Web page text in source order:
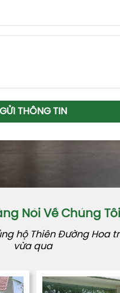
GỬI THÔNG TIN
Nói Về Chúng Tôi
hộ Thiên Đường Hoa
vừa qua